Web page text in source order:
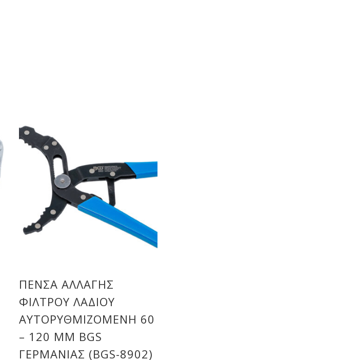
ΠΈΝΣΑ ΑΛΛΑΓΉΣ
ΦΊΛΤΡΟΥ ΛΑΔΙΟΎ
ΑΥΤΟΡΥΘΜΙΖΌΜΕΝΗ 60
– 120 MM BGS
ΓΕΡΜΑΝΊΑΣ (BGS-8902)